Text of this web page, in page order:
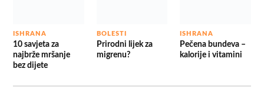
ISHRANA
10 savjeta za
najbrže mršanje
bez dijete
BOLESTI
Prirodni lijek za
migrenu?
ISHRANA
Pečena bundeva –
kalorije i vitamini